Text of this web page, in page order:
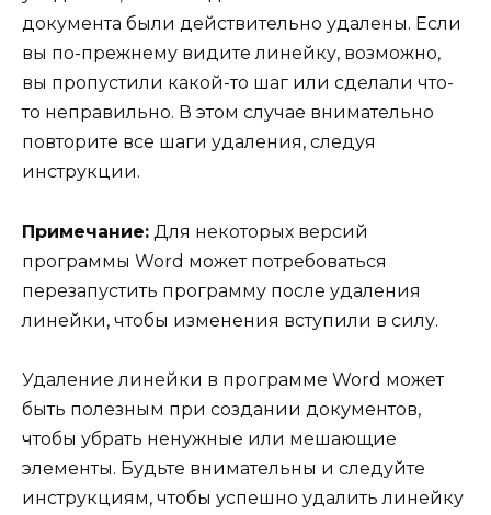
документа были действительно удалены. Если
вы по-прежнему видите линейку, возможно,
вы пропустили какой-то шаг или сделали что-
то неправильно. В этом случае внимательно
повторите все шаги удаления, следуя
инструкции.
Примечание: Для некоторых версий
программы Word может потребоваться
перезапустить программу после удаления
линейки, чтобы изменения вступили в силу.
Удаление линейки в программе Word может
быть полезным при создании документов,
чтобы убрать ненужные или мешающие
элементы. Будьте внимательны и следуйте
инструкциям, чтобы успешно удалить линейку